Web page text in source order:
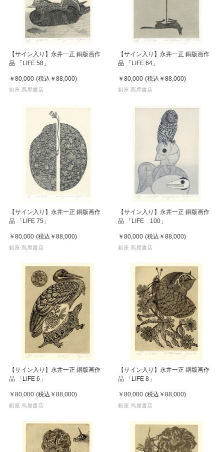
【サイン入り】永井一正 銅版画作
品 「LIFE 58」
￥80,000 (税込 ￥88,000)
銀座 蔦屋書店
【サイン入り】永井一正 銅版画作
品 「LIFE 64」
￥80,000 (税込 ￥88,000)
銀座 蔦屋書店
【サイン入り】永井一正 銅版画作
品 「LIFE 75」
￥80,000 (税込 ￥88,000)
銀座 蔦屋書店
【サイン入り】永井一正 銅版画作
品 「LIFE 100」
￥80,000 (税込 ￥88,000)
銀座 蔦屋書店
【サイン入り】永井一正 銅版画作
品 「LIFE 6」
￥80,000 (税込 ￥88,000)
銀座 蔦屋書店
【サイン入り】永井一正 銅版画作
品 「LIFE 8」
￥80,000 (税込 ￥88,000)
銀座 蔦屋書店